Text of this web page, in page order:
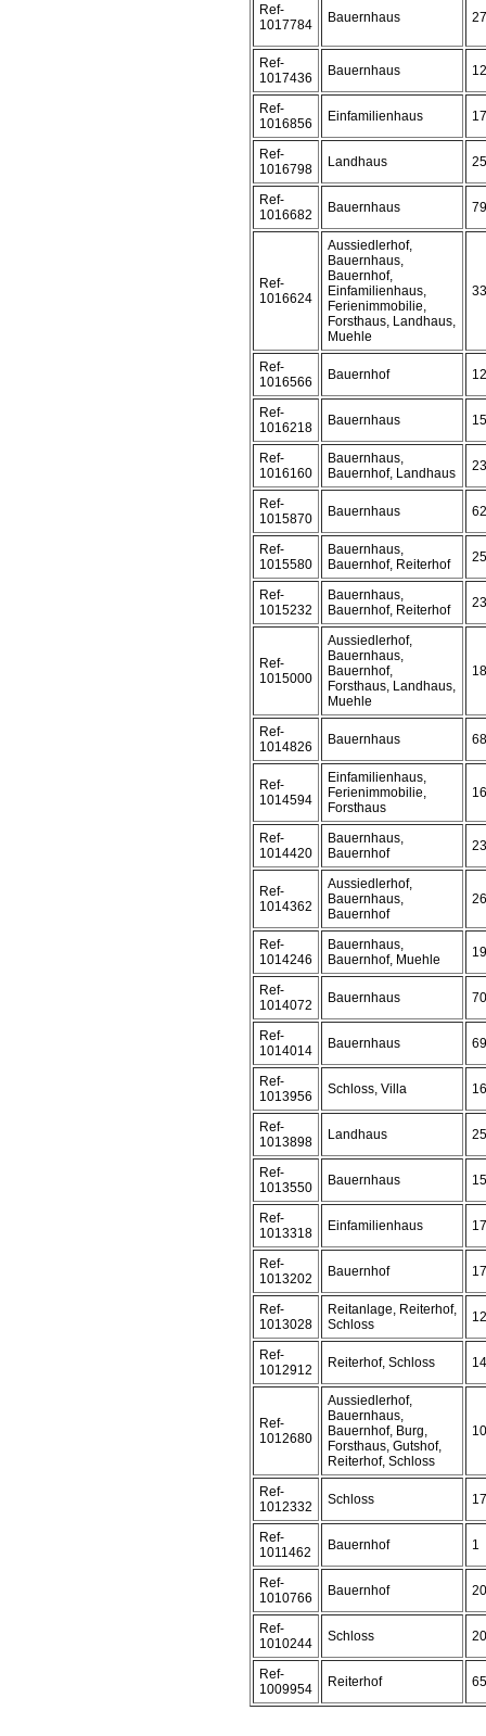
Ref-
1017784
Bauernhaus
Ref-
1017436
Bauernhaus
Ref-
1016856
Einfamilienhaus
Ref-
1016798
Landhaus
Ref-
1016682
Bauernhaus
Ref-
1016624
Aussiedlerhof,
Bauernhaus,
Bauernhof,
Einfamilienhaus,
Ferienimmobilie,
Forsthaus, Landhaus,
Muehle
Ref-
1016566
Bauernhof
Ref-
1016218
Bauernhaus
Ref-
1016160
Bauernhaus,
Bauernhof, Landhaus
Ref-
1015870
Bauernhaus
Ref-
1015580
Bauernhaus,
Bauernhof, Reiterhof
Ref-
1015232
Bauernhaus,
Bauernhof, Reiterhof
Ref-
1015000
Aussiedlerhof,
Bauernhaus,
Bauernhof,
Forsthaus, Landhaus,
Muehle
Ref-
1014826
Bauernhaus
Ref-
1014594
Einfamilienhaus,
Ferienimmobilie,
Forsthaus
Ref-
1014420
Bauernhaus,
Bauernhof
Ref-
1014362
Aussiedlerhof,
Bauernhaus,
Bauernhof
Ref-
1014246
Bauernhaus,
Bauernhof, Muehle
Ref-
1014072
Bauernhaus
Ref-
1014014
Bauernhaus
Ref-
1013956
Schloss, Villa
Ref-
1013898
Landhaus
Ref-
1013550
Bauernhaus
Ref-
1013318
Einfamilienhaus
Ref-
1013202
Bauernhof
Ref-
1013028
Reitanlage, Reiterhof,
Schloss
Ref-
1012912
Reiterhof, Schloss
Ref-
1012680
Aussiedlerhof,
Bauernhaus,
Bauernhof, Burg,
Forsthaus, Gutshof,
Reiterhof, Schloss
Ref-
1012332
Schloss
Ref-
1011462
Bauernhof 1
Ref-
1010766
Bauernhof
Ref-
1010244
Schloss
Ref-
1009954
Reiterhof